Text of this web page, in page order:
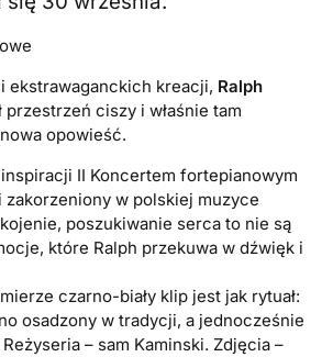
ekstrawaganckich kreacji, Ralph
przestrzeń ciszy i właśnie tam
opowieść.
II Koncertem fortepianowym
i zakorzeniony w polskiej muzyce
poszukiwanie serca to nie są
które Ralph przekuwa w dźwięk i
czarno-biały klip jest jak rytuał:
osadzony w tradycji, a jednocześnie
– sam Kaminski. Zdjęcia –